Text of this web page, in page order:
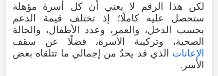
لكن
هذا الرقم لا يعني أن كل أسرة
مؤهلة
ستحصل
عليه كاملًا؛ إذ تختلف قيمة
الدعم
بحسب
الدخل، والعمر ، وعدد الأطفال، والحالة
الصحية، وتركيبة الأسرة، فضلًا عن
سقف
الإعانات
الذي قد يحدّ من إجمالي ما تتلقاه بعض
الأسر .